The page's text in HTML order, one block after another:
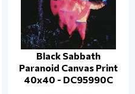
Black Sabbath
Paranoid Canvas Print
40x40 - DC95990C